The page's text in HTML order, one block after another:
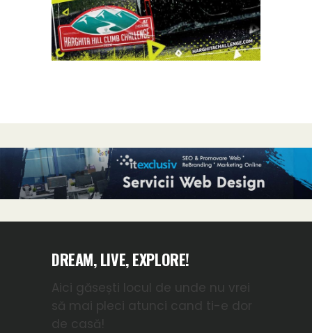
DREAM, LIVE, EXPLORE!
Aici găsești locul de unde nu vrei
să mai pleci atunci cand ti-e dor
de casă!